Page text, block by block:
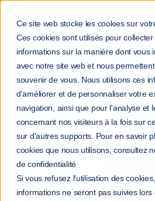
Ce site web stocke les cookies sur
Ces cookies sont utilisés pour collecter
informations sur la manière dont vous
avec notre site web et nous
souvenir de vous. Nous utilisons ces
d'améliorer et de personnaliser votre
navigation, ainsi que pour l'analyse et
concernant nos visiteurs à la fois sur
sur d'autres supports. Pour en savoir
cookies que nous utilisons, consultez
de confidentialité
Si vous refusez l'utilisation des
informations ne seront pas suivies lors
Emotional
HR: 5 steps
mental